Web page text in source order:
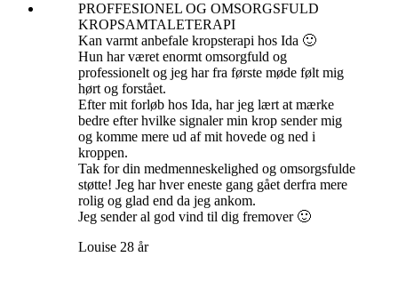
PROFFESIONEL OG OMSORGSFULD
KROPSAMTALETERAPI
Kan varmt anbefale kropsterapi hos Ida 🙂
Hun har været enormt omsorgfuld og
professionelt og jeg har fra første møde følt mig
hørt og forstået.
Efter mit forløb hos Ida, har jeg lært at mærke
bedre efter hvilke signaler min krop sender mig
og komme mere ud af mit hovede og ned i
kroppen.
Tak for din medmenneskelighed og omsorgsfulde
støtte! Jeg har hver eneste gang gået derfra mere
rolig og glad end da jeg ankom.
Jeg sender al god vind til dig fremover 🙂
Louise 28 år